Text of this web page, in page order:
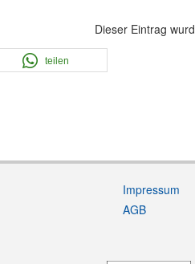
Dieser Eintrag
teilen
Impressum
AGB